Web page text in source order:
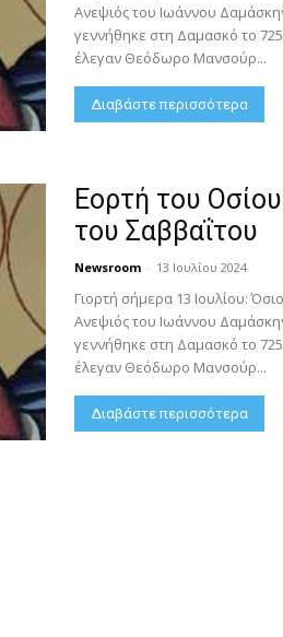
Ανεψιός του Ιωάννου
γεννήθηκε στη Δαμασκό το
έλεγαν Θεόδωρο Μανσούρ...
Διαβάστε περισσότερα
Εορτή του
του Σαββαΐτου
Newsroom - 13 Ιουλίου 2024
Γιορτή σήμερα 13 Ιουλίου:
Ανεψιός του Ιωάννου
γεννήθηκε στη Δαμασκό το
έλεγαν Θεόδωρο Μανσούρ...
Διαβάστε περισσότερα